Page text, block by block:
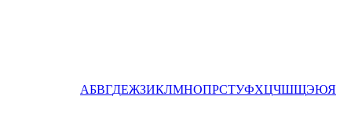
АБВГДЕЖЗИКЛМНОПРСТУФХЦЧШЩЭЮЯ